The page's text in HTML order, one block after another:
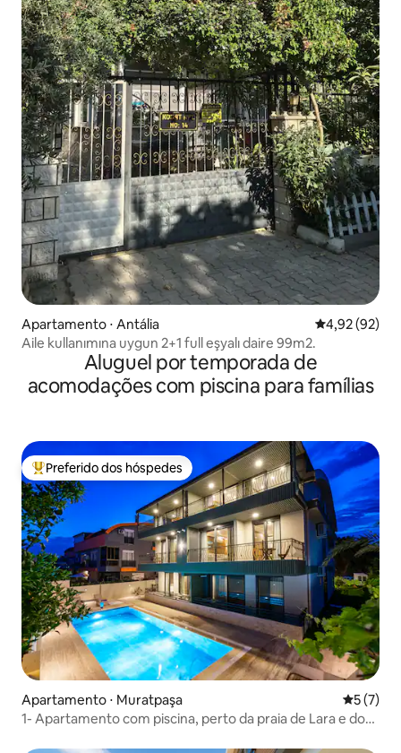
Apartamento ⋅ Antália 4,92 de uma
4,92 (92)
Aile kullanımına uygun 2+1 full eşyalı daire 99m2.
Aluguel por temporada de
acomodações com piscina para famílias
Entre os melhores preferidos dos hóspedes
Preferido dos hóspedes
Apartamento ⋅ Muratpaşa 5 de
5 (7)
1- Apartamento com piscina, perto da praia de Lara e do